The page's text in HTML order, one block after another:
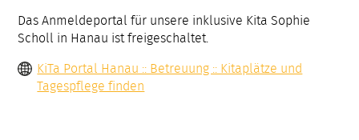
Das Anmeldeportal für unsere inklusive Kita Sophie
Scholl in Hanau ist freigeschaltet.
KiTa Portal Hanau :: Betreuung :: Kitaplätze und
Tagespflege finden